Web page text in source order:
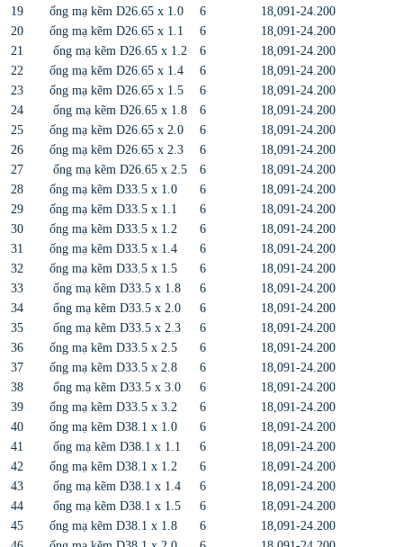
19
ống mạ kẽm D26.65 x 1.0 6
18,091-24.200
20
ống mạ kẽm D26.65 x 1.1 6
18,091-24.200
21
ống mạ kẽm D26.65 x 1.2 6
18,091-24.200
22
ống mạ kẽm D26.65 x 1.4 6
18,091-24.200
23
ống mạ kẽm D26.65 x 1.5 6
18,091-24.200
24
ống mạ kẽm D26.65 x 1.8 6
18,091-24.200
25
ống mạ kẽm D26.65 x 2.0 6
18,091-24.200
26
ống mạ kẽm D26.65 x 2.3 6
18,091-24.200
27
ống mạ kẽm D26.65 x 2.5 6
18,091-24.200
28
ống mạ kẽm D33.5 x 1.0 6
18,091-24.200
29
ống mạ kẽm D33.5 x 1.1 6
18,091-24.200
30
ống mạ kẽm D33.5 x 1.2 6
18,091-24.200
31
ống mạ kẽm D33.5 x 1.4 6
18,091-24.200
32
ống mạ kẽm D33.5 x 1.5 6
18,091-24.200
33
ống mạ kẽm D33.5 x 1.8 6
18,091-24.200
34
ống mạ kẽm D33.5 x 2.0 6
18,091-24.200
35
ống mạ kẽm D33.5 x 2.3 6
18,091-24.200
36
ống mạ kẽm D33.5 x 2.5 6
18,091-24.200
37
ống mạ kẽm D33.5 x 2.8 6
18,091-24.200
38
ống mạ kẽm D33.5 x 3.0 6
18,091-24.200
39
ống mạ kẽm D33.5 x 3.2 6
18,091-24.200
40
ống mạ kẽm D38.1 x 1.0 6
18,091-24.200
41
ống mạ kẽm D38.1 x 1.1 6
18,091-24.200
42
ống mạ kẽm D38.1 x 1.2 6
18,091-24.200
43
ống mạ kẽm D38.1 x 1.4 6
18,091-24.200
44
ống mạ kẽm D38.1 x 1.5 6
18,091-24.200
45
ống mạ kẽm D38.1 x 1.8 6
18,091-24.200